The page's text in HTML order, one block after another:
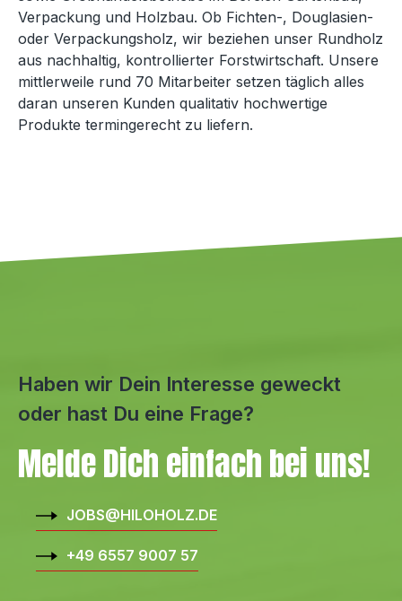
Verpackung und Holzbau. Ob Fichten-, Douglasien-
oder Verpackungsholz, wir beziehen unser Rundholz
aus nachhaltig, kontrollierter Forstwirtschaft. Unsere
mittlerweile rund 70 Mitarbeiter setzen täglich alles
daran unseren Kunden qualitativ hochwertige
Produkte termingerecht zu liefern.
Haben wir Dein Interesse geweckt
oder hast Du eine Frage?
Melde Dich einfach bei uns!
JOBS@HILOHOLZ.DE
+49 6557 9007 57